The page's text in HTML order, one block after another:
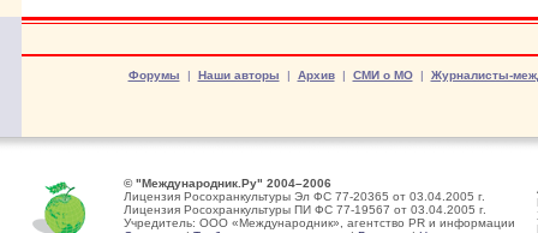
Форумы | Наши авторы | Архив| СМИ о МО| Журналисты-
© "Международник.Ру" 2004–2006
Лицензия Росохранкультуры Эл ФС 77-20365 от 03.04.2005 г.
Лицензия Росохранкультуры ПИ ФС 77-19567 от 03.04.2005 г.
Учредитель: ООО «Международник», агентство PR и информации